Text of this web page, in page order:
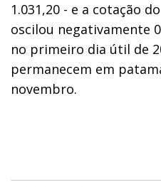
1.031,20 - e a cotação
oscilou negativamente
no primeiro dia útil de
permanecem em
novembro.